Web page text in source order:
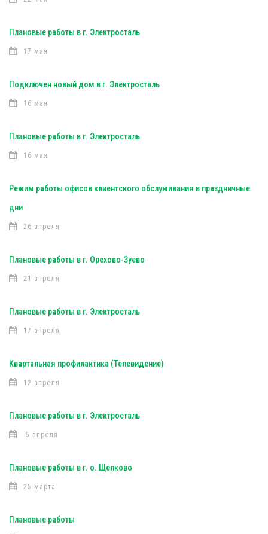
Плановые работы в г. Электросталь
17 мая
Подключен новый дом в г. Электросталь
16 мая
Плановые работы в г. Электросталь
16 мая
Режим работы офисов клиентского обслуживания в праздничные
дни
26 апреля
Плановые работы в г. Орехово-Зуево
21 апреля
Плановые работы в г. Электросталь
17 апреля
Квартальная профилактика (Телевидение)
12 апреля
Плановые работы в г. Электросталь
5 апреля
Плановые работы в г. о. Щелково
25 марта
Плановые работы